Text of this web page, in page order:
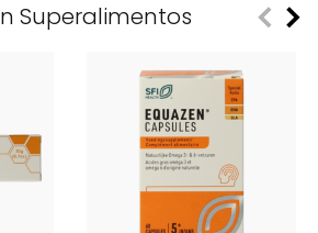
Superalimentos